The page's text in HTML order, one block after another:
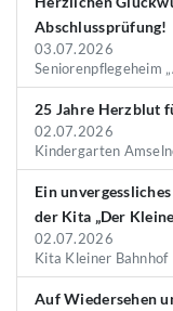
Abschlussprüfung!
03.07.2026
Seniorenpflegeheim
25 Jahre Herzblut
02.07.2026
Kindergarten
Ein
der Kita „Der
02.07.2026
Kita Kleiner Bahnhof
Auf Wiedersehen